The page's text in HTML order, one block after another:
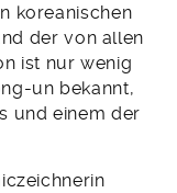
koreanischen
der von allen
ist nur wenig
un bekannt,
und einem der